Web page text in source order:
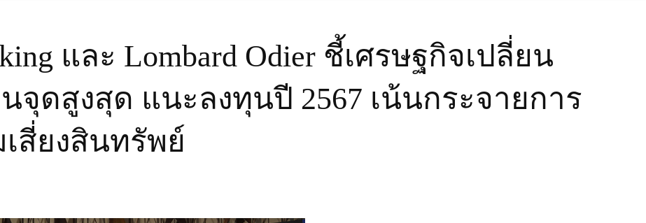
และ Lombard Odier ชี้เศรษฐกิจเปลี่ยน
จุดสูงสุด แนะลงทุนปี 2567 เน้นกระจายการ
สี่ยงสินทรัพย์